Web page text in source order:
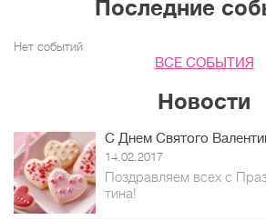
Последние
Нет событий
ВСЕ СОБЫТИЯ
Новости
С Днем Святого
14.02.2017
Поздравляем всех с
тина!